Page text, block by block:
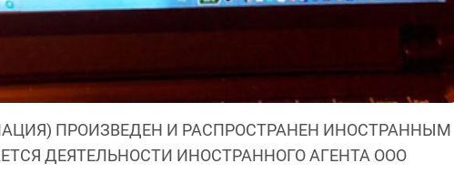
ПРОИЗВЕДЕН И РАСПРОСТРАНЕН ИНОСТРАННЫМ
ДЕЯТЕЛЬНОСТИ ИНОСТРАННОГО АГЕНТА ООО